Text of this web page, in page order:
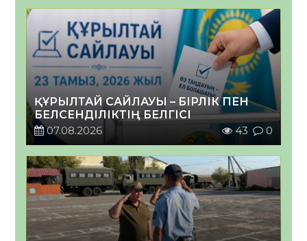
ҚҰРЫЛТАЙ САЙЛАУЫ – БІРЛІК ПЕН
БЕЛСЕНДІЛІКТІҢ БЕЛГІСІ
07.08.2026
43 0